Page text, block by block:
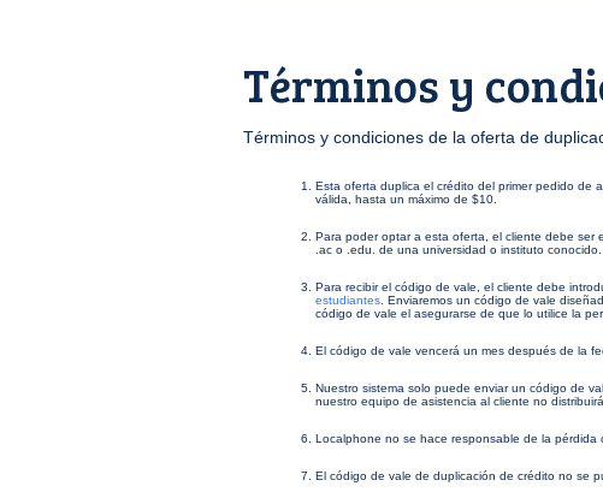
Términos y
Términos y condiciones de la oferta de
Esta oferta duplica el crédito del primer pedido de
válida, hasta un máximo de $10.
Para poder optar a esta oferta, el cliente debe ser
.ac o .edu. de una universidad o instituto conocido.
Para recibir el código de vale, el cliente debe
estudiantes . Enviaremos un código de vale
código de vale el asegurarse de que lo utilice la
El código de vale vencerá un mes después de la
Nuestro sistema solo puede enviar un código de
nuestro equipo de asistencia al cliente no
Localphone no se hace responsable de la pérdida
El código de vale de duplicación de crédito no se